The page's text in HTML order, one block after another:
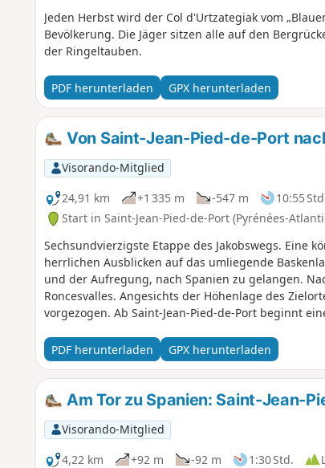
Jeden Herbst wird der Col d'Urtzategiak vom
Bevölkerung. Die Jäger sitzen alle auf den
der Ringeltauben.
PDF herunterladen GPX herunterladen
Von Saint-Jean-Pied-de-Port
Visorando-Mitglied
24,91 km
+1 335 m -547 m 10:55
Start in Saint-Jean-Pied-de-Port (Pyrénées-
Sechsundvierzigste Etappe des Jakobswegs. Eine
herrlichen Ausblicken auf das umliegende
und der Aufregung, nach Spanien zu gelangen.
Roncesvalles. Angesichts der Höhenlage des
vorgezogen. Ab Saint-Jean-Pied-de-Port beginnt
viele Koreaner, Australier, Amerikaner, Philippiner
sprechen oder Google Translate nutzen. Aber man
zurechtzukommen. Das ist der Zauber des
PDF herunterladen GPX herunterladen
Am Tor zu Spanien: Saint-Jean-
Visorando-Mitglied
4,22 km
+92 m -92 m 1:30 Std.